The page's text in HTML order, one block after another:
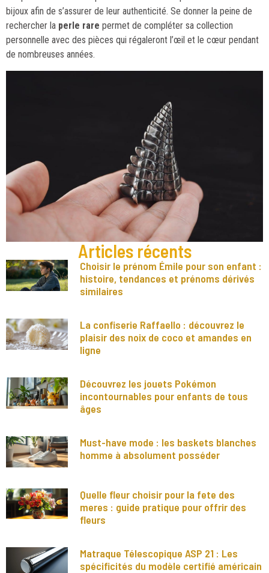
bijoux afin de s’assurer de leur authenticité. Se donner la peine de
rechercher la perle rare permet de compléter sa collection
personnelle avec des pièces qui régaleront l’œil et le cœur pendant
de nombreuses années.
Articles récents
Choisir le prénom Émile pour son enfant :
histoire, tendances et prénoms dérivés
similaires
La confiserie Raffaello : découvrez le
plaisir des noix de coco et amandes en
ligne
Découvrez les jouets Pokémon
incontournables pour enfants de tous
âges
Must-have mode : les baskets blanches
homme à absolument posséder
Quelle fleur choisir pour la fete des
meres : guide pratique pour offrir des
fleurs
Matraque Télescopique ASP 21 : Les
spécificités du modèle certifié américain